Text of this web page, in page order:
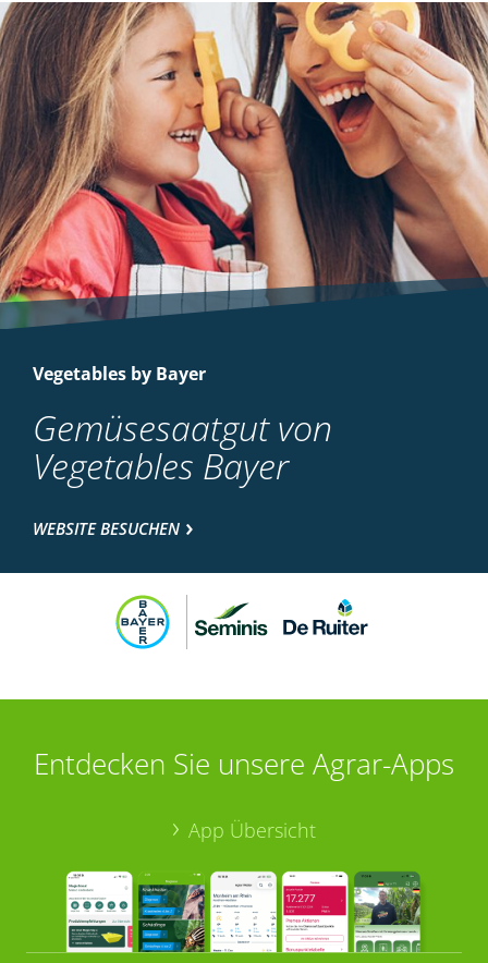
Vegetables by Bayer
Gemüsesaatgut von
Vegetables Bayer
WEBSITE BESUCHEN
Entdecken Sie unsere Agrar-Apps
App Übersicht